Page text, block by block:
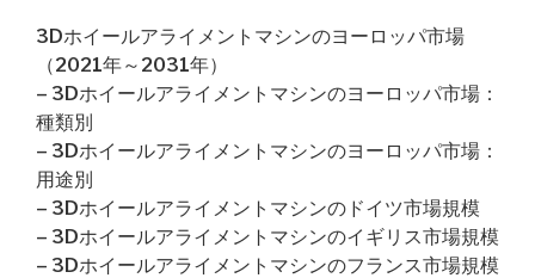
3Dホイールアライメントマシンのヨーロッパ市場
（2021年～2031年）
– 3Dホイールアライメントマシンのヨーロッパ市場：
種類別
– 3Dホイールアライメントマシンのヨーロッパ市場：
用途別
– 3Dホイールアライメントマシンのドイツ市場規模
– 3Dホイールアライメントマシンのイギリス市場規模
– 3Dホイールアライメントマシンのフランス市場規模